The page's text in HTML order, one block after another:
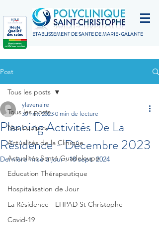
ETABLISSEMENT DE SANTÉ DE MARIE-GALANTE
Post
Tous les posts
Nos Equipes
Actualités de la Clinique
Actualités Santé Guadeloupe
Education Thérapeutique
Hospitalisation de Jour
La Résidence - EHPAD St Christophe
Covid-19
Tous les posts
Planning Activités De La
Résidence - Décembre 2023
ylavenaire
30 nov. 2023 0 min de lecture
Dernière mise à jour :18 sept. 2024